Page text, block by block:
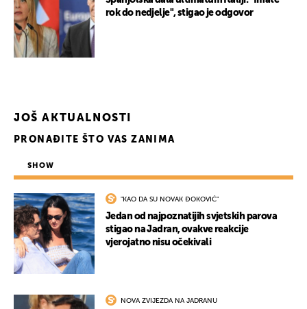
rok do nedjelje", stigao je odgovor
JOŠ AKTUALNOSTI
PRONAĐITE ŠTO VAS ZANIMA
SHOW
"KAO DA SU NOVAK ĐOKOVIĆ"
Jedan od najpoznatijih svjetskih parova
stigao na Jadran, ovakve reakcije
vjerojatno nisu očekivali
NOVA ZVIJEZDA NA JADRANU